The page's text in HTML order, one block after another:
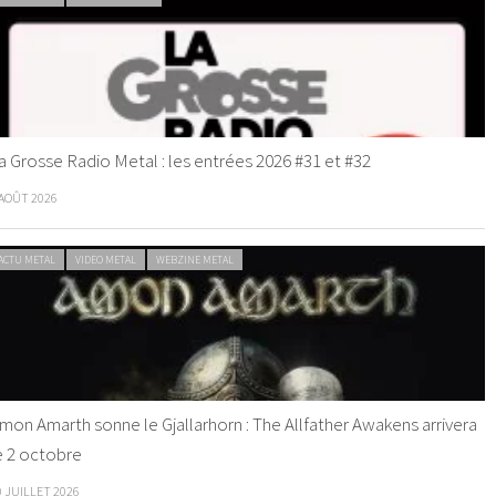
Grosse Radio Metal : les entrées 2026 #31 et #32
2026
METAL VIDEO METAL WEBZINE METAL
Amarth sonne le Gjallarhorn : The Allfather Awakens arrivera
2 octobre
JUILLET 2026